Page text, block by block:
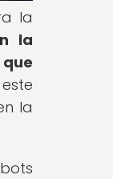
la
la
la